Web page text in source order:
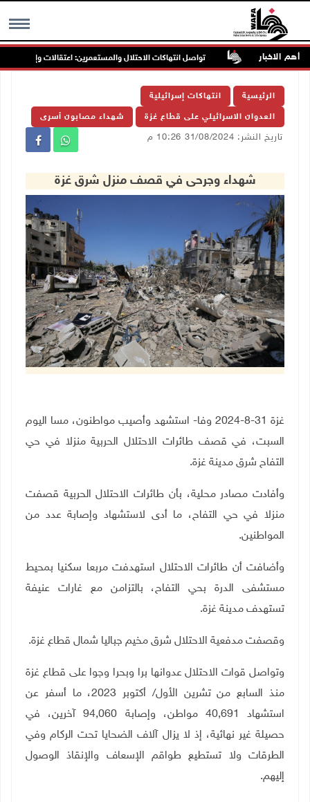
MENU أهم الاخبار تواصل انتهاكات الاحتلال والمستعمرين: اعتقالات وإصابات
الرئيسية انتهاكات إسرائيلية
العدوان الاسرائيلي على قطاع غزة شهداء مصابون أسرى
تاريخ النشر: 31/08/2024 10:26 م
شهداء وجرحى في قصف منزل شرق غزة
غزة 31-8-2024 وفا- استشهد وأصيب مواطنون، مسا اليوم
السبت، في قصف طائرات الاحتلال الحربية منزلا في حي
التفاح شرق مدينة غزة.
وأفادت مصادر محلية، بأن طائرات الاحتلال الحربية قصفت
منزلا في حي التفاح، ما أدى لاستشهاد وإصابة عدد من
المواطنين.
وأضافت أن طائرات الاحتلال استهدفت مربعا سكنيا بمحيط
مستشفى الدرة بحي التفاح، بالتزامن مع غارات عنيفة
تستهدف مدينة غزة.
وقصفت مدفعية الاحتلال شرق مخيم جباليا شمال قطاع غزة.
وتواصل قوات الاحتلال عدوانها برا وبحرا وجوا على قطاع غزة
منذ السابع من تشرين الأول/ أكتوبر 2023، ما أسفر عن
استشهاد 40,691 مواطن، وإصابة 94,060 آخرين، في
حصيلة غير نهائية، إذ لا يزال آلاف الضحايا تحت الركام وفي
الطرقات ولا تستطيع طواقم الإسعاف والإنقاذ الوصول
إليهم.